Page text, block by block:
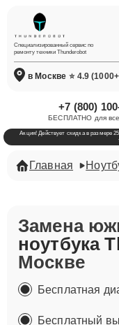
Специализированный сервис по
ремонту техники Thunderobot
в Москве ⭐ 4.9
+7 (800)
БЕСПЛАТНО для
Акция! Действует скидка в размере
Главная
Замена
ноутбука
Москве
Бесплатная
Бесплатный